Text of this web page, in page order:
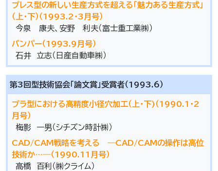
プレス型の新しい生産方式を超える「魅力ある生産方式」
（上･下）（1993.2･3月号）
今泉 康夫、安野 利夫（富士重工業㈱）
バンパー（1993.9月号）
石井 立志（日産自動車㈱）
第3回型技術協会「論文賞」受賞者（1993.6）
プラ型における高精度小径穴加工（上･下)（1990.1･2
月号）
梅影 一男（シチズン時計㈱）
CAD/CAM戦略を考える ―CAD/CAMの操作は高位
技術か…―（1990.11月号）
高橋 百利（㈱クライム）